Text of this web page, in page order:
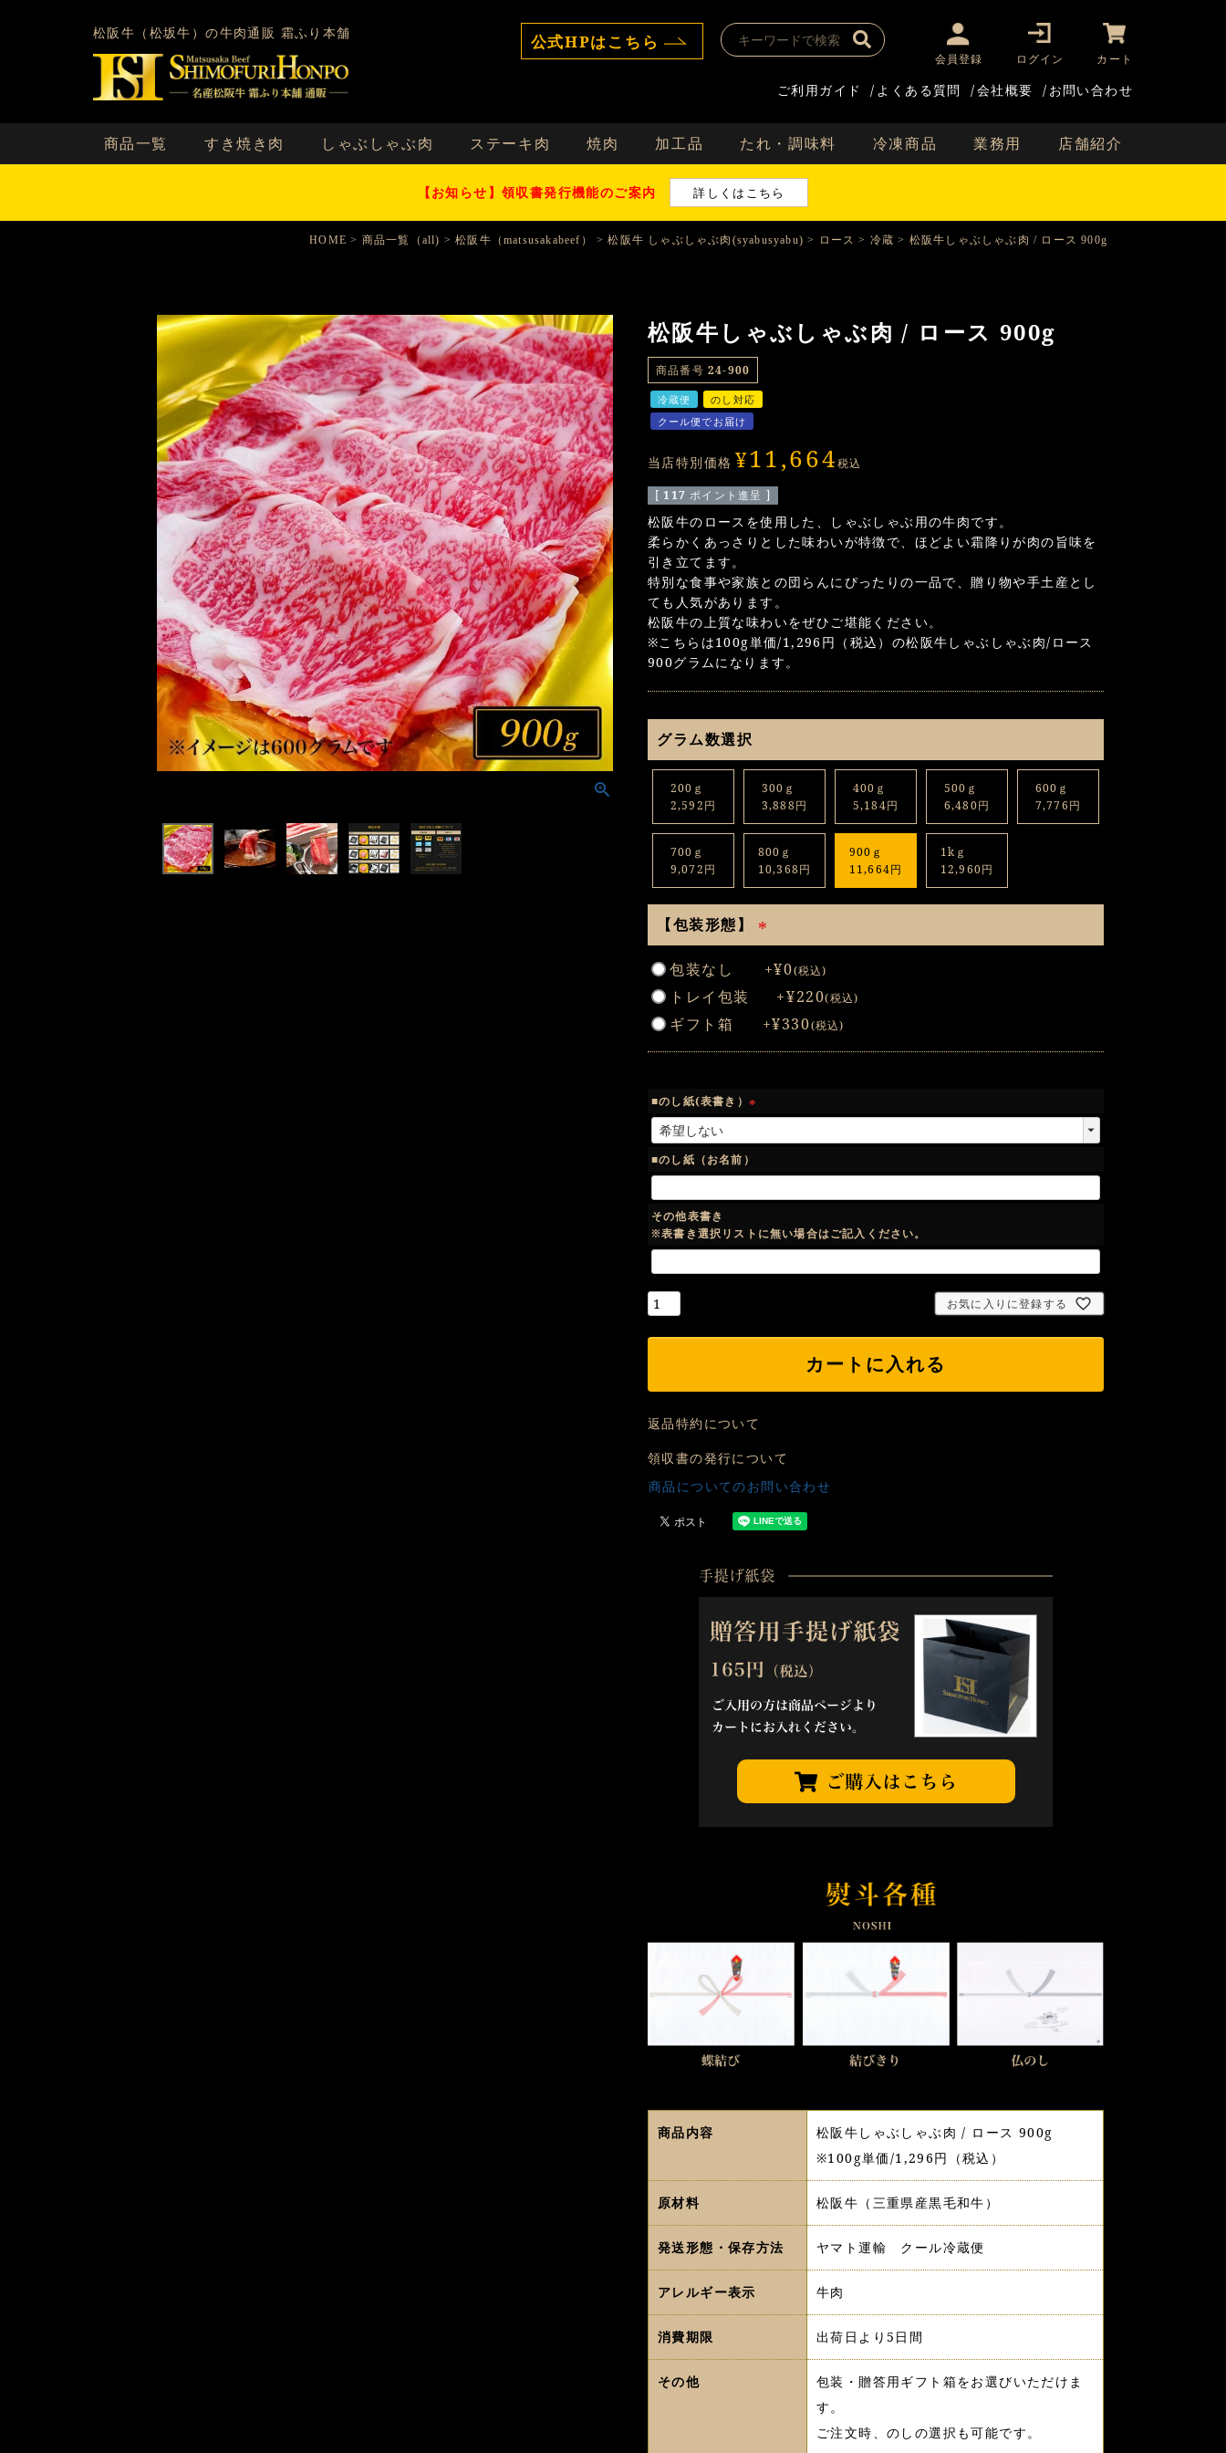
松阪牛（松坂牛）の牛肉通販 霜ふり本舗 公式HPはこちら
会員登録 ログイン カート
ご利用ガイド / よくある質問 /会社概要 / お問い合わせ
商品一覧 すき焼き肉 しゃぶしゃぶ肉 ステーキ肉 焼肉 加工品 たれ・調味料 冷凍商品 業務用 店舗紹介
【お知らせ】領収書発行機能のご案内 詳しくはこちら
HOME 商品一覧（all) 松阪牛（matsusakabeef） 松阪牛 しゃぶしゃぶ肉(syabusyabu) ロース 冷蔵 松阪牛しゃぶしゃぶ肉 / ロース 900g
松阪牛しゃぶしゃぶ肉 / ロース 900g
商品番号 24-900
冷蔵便
のし対応
クール便でお届け
当店特別価格 ¥11,664税込
[ 117 ポイント進呈 ]
松阪牛のロースを使用した、しゃぶしゃぶ用の牛肉です。
柔らかくあっさりとした味わいが特徴で、ほどよい霜降りが肉の旨味を
引き立てます。
特別な食事や家族との団らんにぴったりの一品で、贈り物や手土産とし
ても人気があります。
松阪牛の上質な味わいをぜひご堪能ください。
※こちらは100g単価/1,296円（税込）の松阪牛しゃぶしゃぶ肉/ロース
900グラムになります。
グラム数選択
200ｇ
2,592円
300ｇ
3,888円
400ｇ
5,184円
500ｇ
6,480円
600ｇ
7,776円
700ｇ
9,072円
800ｇ
10,368円
900ｇ
11,664円
1kｇ
12,960円
【包装形態】
必
)
包装なし +¥0 税込
トレイ包装 +¥220 税込
ギフト箱 +¥330 税込
■のし紙(表書き）
必
)
■のし紙（お名前）
その他表書き
※表書き選択リストに無い場合はご記入ください。
お気に入りに登録する
カートに入れる
返品特約について
領収書の発行について
商品についてのお問い合わせ
商品内容
松阪牛しゃぶしゃぶ肉 / ロース 900g
※100g単価/1,296円（税込）
原材料 松阪牛（三重県産黒毛和牛）
発送形態・保存方法 ヤマト運輸 クール冷蔵便
アレルギー表示 牛肉
消費期限 出荷日より5日間
その他
包装・贈答用ギフト箱をお選びいただけま
す。
ご注文時、のしの選択も可能です。